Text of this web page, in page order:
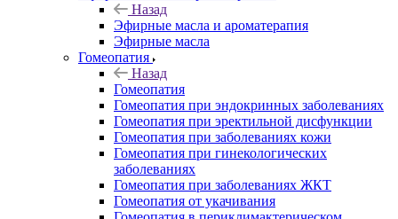
Назад
Эфирные масла и ароматерапия
Эфирные масла
Гомеопатия
Назад
Гомеопатия
Гомеопатия при эндокринных заболеваниях
Гомеопатия при эректильной дисфункции
Гомеопатия при заболеваниях кожи
Гомеопатия при гинекологических
заболеваниях
Гомеопатия при заболеваниях ЖКТ
Гомеопатия от укачивания